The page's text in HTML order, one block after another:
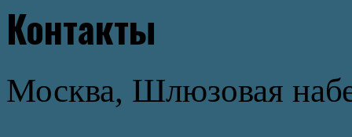
Контакты
Москва, Шлюзовая